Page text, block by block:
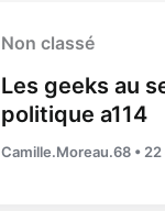
Non classé
Les geeks au
politique a114
Camille.Moreau.68 •